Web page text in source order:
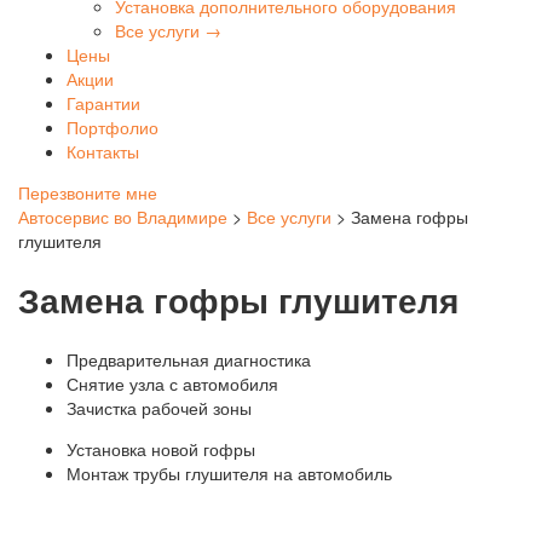
Установка дополнительного оборудования
Все услуги →
Цены
Акции
Гарантии
Портфолио
Контакты
Перезвоните мне
Автосервис во Владимире > Все услуги > Замена гофры
глушителя
Замена гофры глушителя
Предварительная диагностика
Снятие узла с автомобиля
Зачистка рабочей зоны
Установка новой гофры
Монтаж трубы глушителя на автомобиль